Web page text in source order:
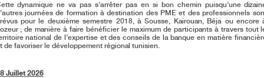
dynamique ne va pas s’arrêter pas en si bon chemin puisqu’une
journées de formation à destination des PME et des professionnels
pour le deuxième semestre 2018, à Sousse, Kairouan, Béja ou encore
; de manière à faire bénéficier le maximum de participants à travers tout
national de l’expertise et des conseils de la banque en matière
de favoriser le développement régional tunisien.
Juillet 2026